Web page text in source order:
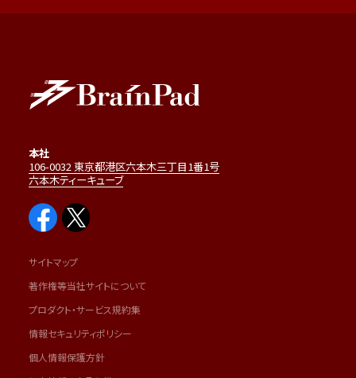
本社
106-0032 東京都港区六本木三丁目1番1号
六本木ティーキューブ
サイトマップ
著作権等当社サイトについて
プロダクト・サービス規約集
情報セキュリティポリシー
個人情報保護方針